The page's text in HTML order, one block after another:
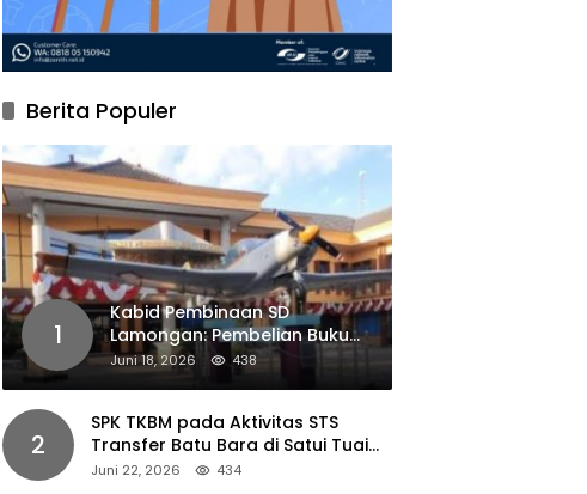
Berita Populer
1
Kabid Pembinaan SD
Lamongan: Pembelian Buku
Pendamping Tidak Boleh
Dipaksakan
Juni 18, 2026 438
2
SPK TKBM pada Aktivitas STS
Transfer Batu Bara di Satui Tuai
Sorotan
Juni 22, 2026 434